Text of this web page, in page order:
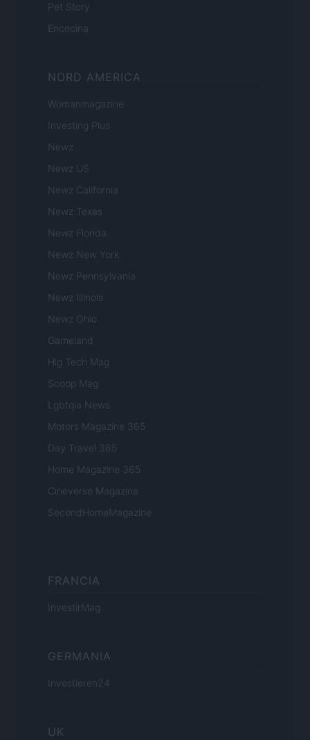
Pet Story
Encocina
NORD AMERICA
Womanmagazine
Investing Plus
Newz
Newz US
Newz California
Newz Texas
Newz Florida
Newz New York
Newz Pennsylvania
Newz Illinois
Newz Ohio
Gameland
Hig Tech Mag
Scoop Mag
Lgbtqia News
Motors Magazine 365
Day Travel 365
Home Magazine 365
Cineverse Magazine
SecondHomeMagazine
FRANCIA
InvestirMag
GERMANIA
Investieren24
UK